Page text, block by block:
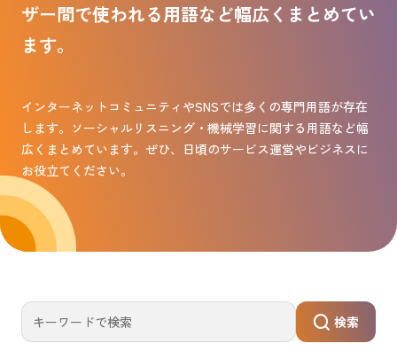
ザー間で使われる用語など幅広くまとめてい
ます。
インターネットコミュニティやSNSでは多くの専門用語が存在
します。ソーシャルリスニング・機械学習に関する用語など幅
広くまとめています。ぜひ、日頃のサービス運営やビジネスに
お役立てください。
検索